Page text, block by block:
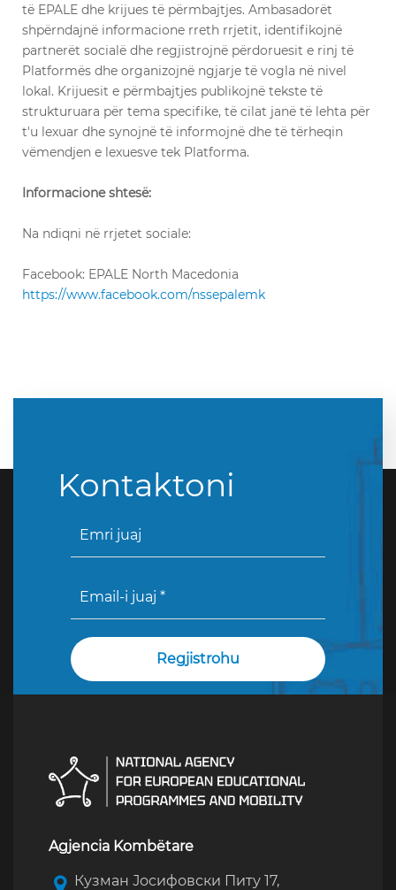
të EPALE dhe krijues të përmbajtjes. Ambasadorët
shpërndajnë informacione rreth rrjetit, identifikojnë
partnerët socialë dhe regjistrojnë përdoruesit e rinj të
Platformës dhe organizojnë ngjarje të vogla në nivel
lokal. Krijuesit e përmbajtjes publikojnë tekste të
strukturuara për tema specifike, të cilat janë të lehta për
t'u lexuar dhe synojnë të informojnë dhe të tërheqin
vëmendjen e lexuesve tek Platforma.
Informacione shtesë:
Na ndiqni në rrjetet sociale:
Facebook: EPALE North Macedonia
https://www.facebook.com/nssepalemk
Kontaktoni
Agjencia Kombëtare
Кузман Јосифовски Питу 17,